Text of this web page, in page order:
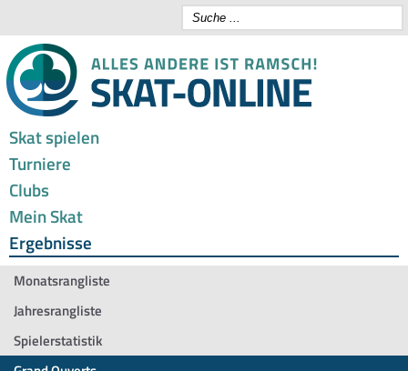
Skat spielen
Turniere
Clubs
Mein Skat
Ergebnisse
Monatsrangliste
Jahresrangliste
Spielerstatistik